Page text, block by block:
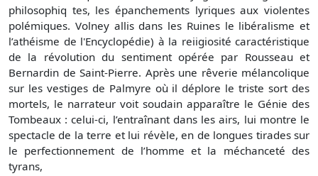
philosophiq tes, les épanchements lyriques aux violentes
polémiques. Volney allis dans les Ruines le libéralisme et
l’athéisme de l'Encyclopédie) à la reiigiosité caractéristique
de la révolution du sentiment opérée par Rousseau et
Bernardin de Saint-Pierre. Après une rêverie mélancolique
sur les vestiges de Palmyre où il déplore le triste sort des
mortels, le narrateur voit soudain apparaître le Génie des
Tombeaux : celui-ci, l’entraînant dans les airs, lui montre le
spectacle de la terre et lui révèle, en de longues tirades sur
le perfectionnement de l’homme et la méchanceté des
tyrans,